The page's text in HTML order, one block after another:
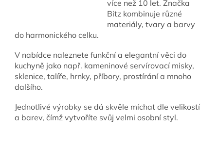
více než 10 let. Značka
Bitz kombinuje různé
materiály, tvary a barvy
do harmonického celku.
V nabídce naleznete funkční a elegantní věci do
kuchyně jako např. kameninové servírovací misky,
sklenice, talíře, hrnky, příbory, prostírání a mnoho
dalšího.
Jednotlivé výrobky se dá skvěle míchat dle velikostí
a barev, čímž vytvoříte svůj velmi osobní styl.